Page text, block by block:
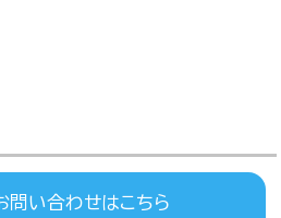
問い合わせはこちら